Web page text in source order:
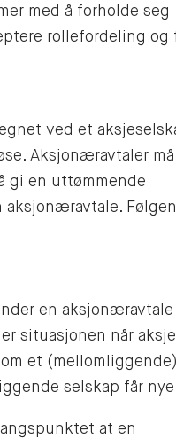
med å forholde seg
rollefordeling og
ved et
Aksjonæravtaler må
gi en uttømmende
aksjonæravtale.
en
situasjonen når
et (mellomliggende)
selskap får
at en